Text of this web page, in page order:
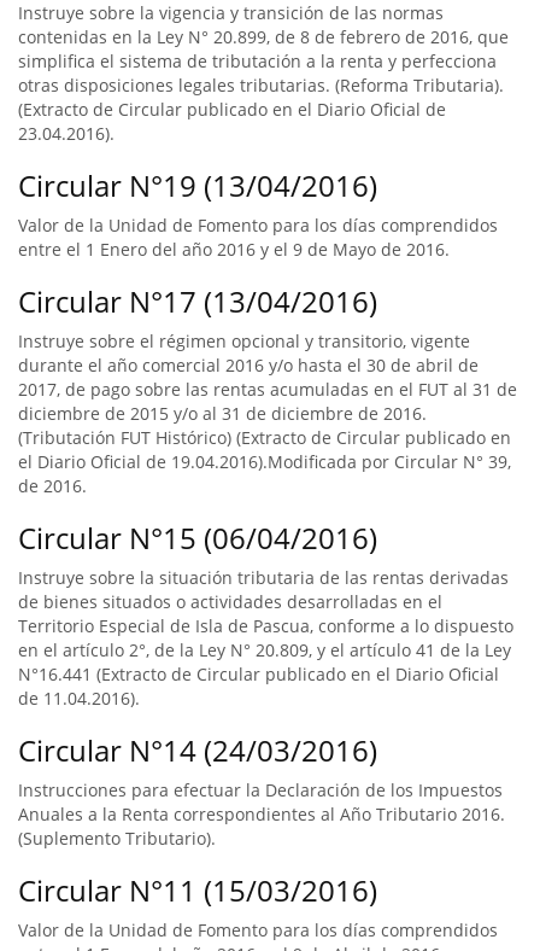
Instruye sobre la vigencia y transición de las normas
contenidas en la Ley N° 20.899, de 8 de febrero de 2016, que
simplifica el sistema de tributación a la renta y perfecciona
otras disposiciones legales tributarias. (Reforma Tributaria).
(Extracto de Circular publicado en el Diario Oficial de
23.04.2016).
Circular N°19 (13/04/2016)
Valor de la Unidad de Fomento para los días comprendidos
entre el 1 Enero del año 2016 y el 9 de Mayo de 2016.
Circular N°17 (13/04/2016)
Instruye sobre el régimen opcional y transitorio, vigente
durante el año comercial 2016 y/o hasta el 30 de abril de
2017, de pago sobre las rentas acumuladas en el FUT al 31 de
diciembre de 2015 y/o al 31 de diciembre de 2016.
(Tributación FUT Histórico) (Extracto de Circular publicado en
el Diario Oficial de 19.04.2016).Modificada por Circular N° 39,
de 2016.
Circular N°15 (06/04/2016)
Instruye sobre la situación tributaria de las rentas derivadas
de bienes situados o actividades desarrolladas en el
Territorio Especial de Isla de Pascua, conforme a lo dispuesto
en el artículo 2°, de la Ley N° 20.809, y el artículo 41 de la Ley
N°16.441 (Extracto de Circular publicado en el Diario Oficial
de 11.04.2016).
Circular N°14 (24/03/2016)
Instrucciones para efectuar la Declaración de los Impuestos
Anuales a la Renta correspondientes al Año Tributario 2016.
(Suplemento Tributario).
Circular N°11 (15/03/2016)
Valor de la Unidad de Fomento para los días comprendidos